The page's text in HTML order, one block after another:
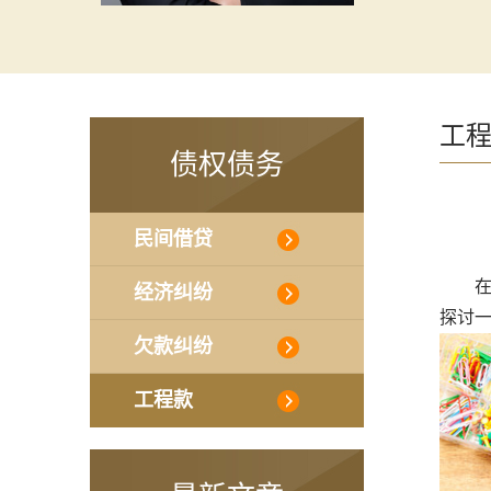
债权债务
民间借贷
经济纠纷
欠款纠纷
工程款
工
在工
探讨